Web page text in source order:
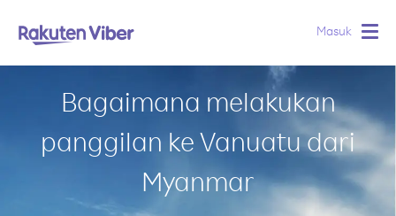
Masuk
Bagaimana melakukan
panggilan ke Vanuatu dari
Myanmar